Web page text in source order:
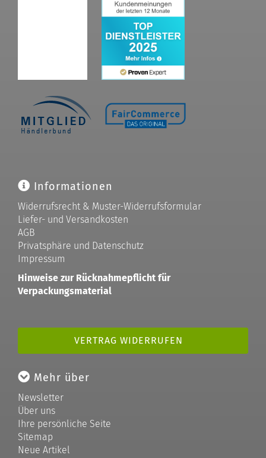
Informationen
Widerrufsrecht & Muster-Widerrufsformular
Liefer- und Versandkosten
AGB
Privatsphäre und Datenschutz
Impressum
Hinweise zur Rücknahmepflicht für
Verpackungsmaterial
VERTRAG WIDERRUFEN
Mehr über
Newsletter
Über uns
Ihre persönliche Seite
Sitemap
Neue Artikel